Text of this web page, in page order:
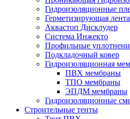
Гидроизоляционные
Герметизирующая лента
Аквастоп Дисклудер
Система Инжекто
Профильные
Подкладочный ковер
Гидроизоляционная
ПВХ мембраны
ТПО мембраны
ЭПДМ мембраны
Гидроизоляционные
Строительные тенты